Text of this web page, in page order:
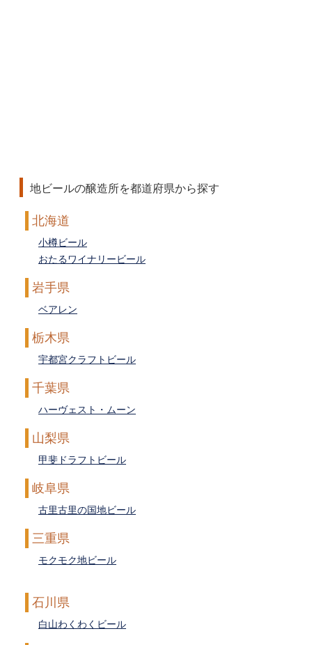
地ビールの醸造所を都道府県から探す
北海道
小樽ビール
おたるワイナリービール
岩手県
ベアレン
栃木県
宇都宮クラフトビール
千葉県
ハーヴェスト・ムーン
山梨県
甲斐ドラフトビール
岐阜県
古里古里の国地ビール
三重県
モクモク地ビール
石川県
白山わくわくビール